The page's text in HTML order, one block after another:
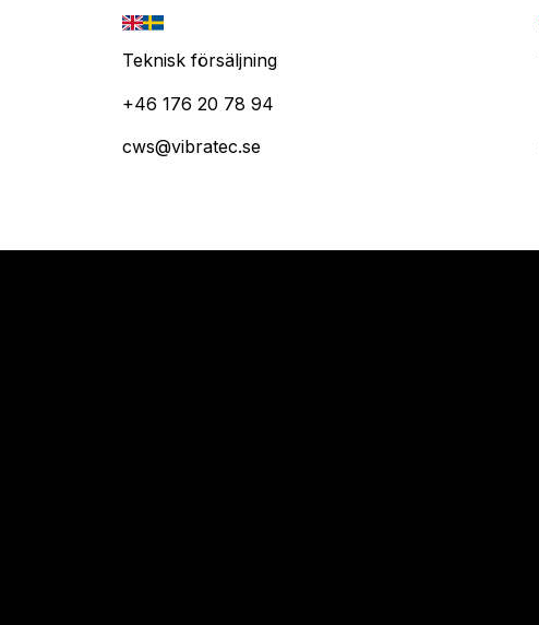
Teknisk försäljning
+46 176 20 78 94
cws@vibratec.se